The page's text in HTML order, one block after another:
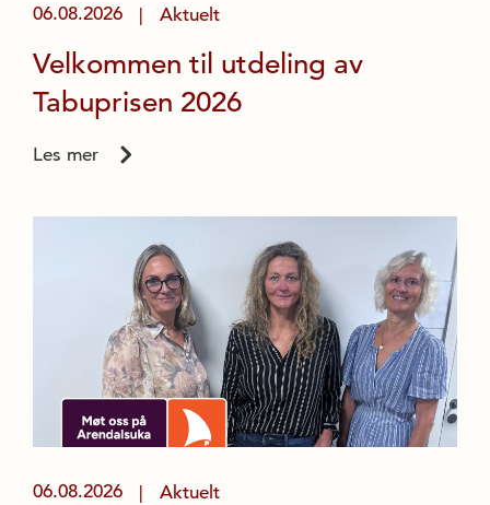
06.08.2026 | Aktuelt
Velkommen til utdeling av
Tabuprisen 2026
Les mer
06.08.2026 | Aktuelt